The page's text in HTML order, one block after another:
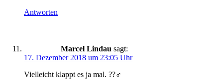
Antworten
Marcel Lindau sagt:
17. Dezember 2018 um 23:05 Uhr
Vielleicht klappt es ja mal. ??‍♂️